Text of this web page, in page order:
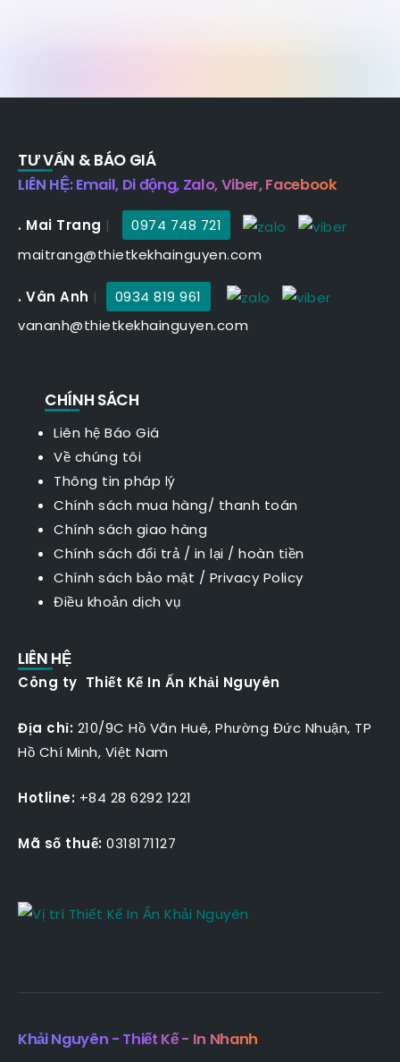
TƯ VẤN & BÁO GIÁ
LIÊN HỆ: Email, Di động, Zalo, Viber, Facebook
. Mai Trang |
0974 748 721
maitrang@thietkekhainguyen.com
. Vân Anh |
0934 819 961
vananh@thietkekhainguyen.com
CHÍNH SÁCH
Liên hệ Báo Giá
Về chúng tôi
Thông tin pháp lý
Chính sách mua hàng/ thanh toán
Chính sách giao hàng
Chính sách đổi trả / in lại / hoàn tiền
Chính sách bảo mật / Privacy Policy
Điều khoản dịch vụ
LIÊN HỆ
Công ty Thiết Kế In Ấn Khải Nguyên
Địa chỉ: 210/9C Hồ Văn Huê, Phường Đức Nhuận, TP
Hồ Chí Minh, Việt Nam
Hotline: +84 28 6292 1221
Mã số thuế: 0318171127
Khải Nguyên - Thiết Kế - In Nhanh